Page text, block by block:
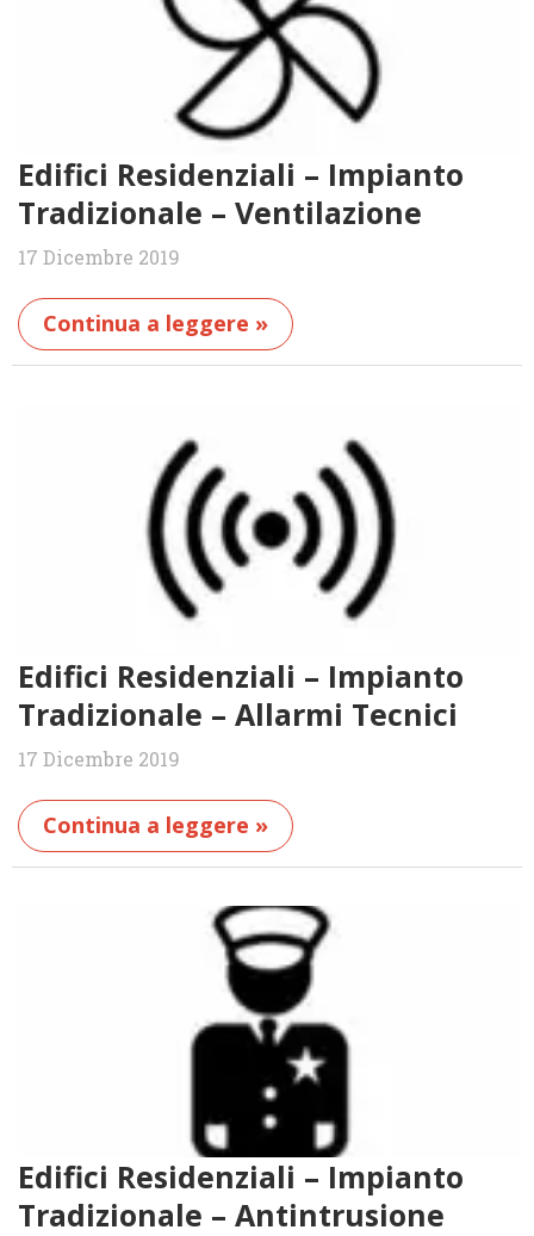
Edifici Residenziali – Impianto
Tradizionale – Ventilazione
17 Dicembre 2019
Continua a leggere »
Edifici Residenziali – Impianto
Tradizionale – Allarmi Tecnici
17 Dicembre 2019
Continua a leggere »
Edifici Residenziali – Impianto
Tradizionale – Antintrusione